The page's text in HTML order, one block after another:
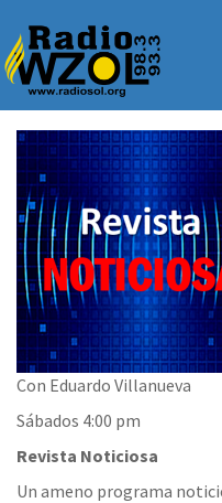
Con Eduardo Villanueva
Sábados 4:00 pm
Revista Noticiosa
Un ameno programa